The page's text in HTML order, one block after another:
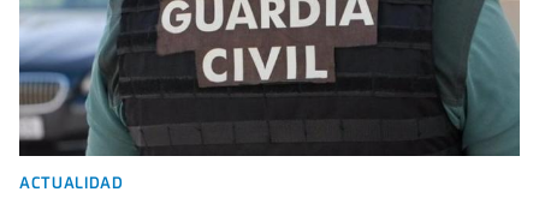
ACTUALIDAD